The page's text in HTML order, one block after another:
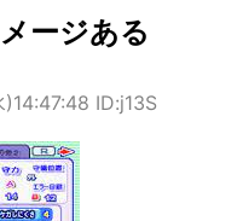
ージある
ID:j13S